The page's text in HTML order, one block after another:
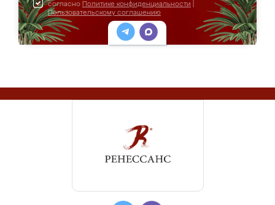
согласно Политике конфиденциальности
Пользовательскому соглашению